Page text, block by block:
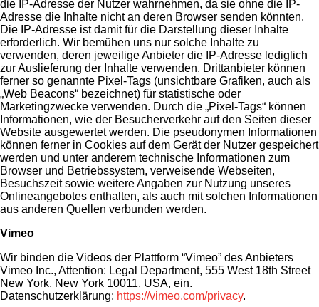
die IP-Adresse der Nutzer wahrnehmen, da sie ohne die IP-
Adresse die Inhalte nicht an deren Browser senden könnten.
Die IP-Adresse ist damit für die Darstellung dieser Inhalte
erforderlich. Wir bemühen uns nur solche Inhalte zu
verwenden, deren jeweilige Anbieter die IP-Adresse lediglich
zur Auslieferung der Inhalte verwenden. Drittanbieter können
ferner so genannte Pixel-Tags (unsichtbare Grafiken, auch als
„Web Beacons“ bezeichnet) für statistische oder
Marketingzwecke verwenden. Durch die „Pixel-Tags“ können
Informationen, wie der Besucherverkehr auf den Seiten dieser
Website ausgewertet werden. Die pseudonymen Informationen
können ferner in Cookies auf dem Gerät der Nutzer gespeichert
werden und unter anderem technische Informationen zum
Browser und Betriebssystem, verweisende Webseiten,
Besuchszeit sowie weitere Angaben zur Nutzung unseres
Onlineangebotes enthalten, als auch mit solchen Informationen
aus anderen Quellen verbunden werden.
Vimeo
Wir binden die Videos der Plattform “Vimeo” des Anbieters
Vimeo Inc., Attention: Legal Department, 555 West 18th Street
New York, New York 10011, USA, ein.
Datenschutzerklärung: https://vimeo.com/privacy.